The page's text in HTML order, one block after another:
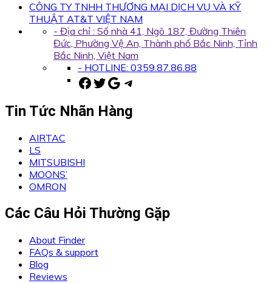
CÔNG TY TNHH THƯƠNG MẠI DỊCH VỤ VÀ KỸ
THUẬT AT&T VIỆT NAM
- Địa chỉ : Số nhà 41, Ngõ 187, Đường Thiên
Đức, Phường Vệ An, Thành phố Bắc Ninh, Tỉnh
Bắc Ninh, Việt Nam
- HOTLINE: 0359.87.86.88
Facebook
Twitter
Google
Telegram
Tin Tức Nhãn Hàng
AIRTAC
LS
MITSUBISHI
MOONS’
OMRON
Các Câu Hỏi Thường Gặp
About Finder
FAQs & support
Blog
Reviews